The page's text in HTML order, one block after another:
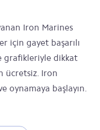
Iron Marines
için gayet başarılı
grafikleriyle dikkat
ücretsiz. Iron
oynamaya başlayın.